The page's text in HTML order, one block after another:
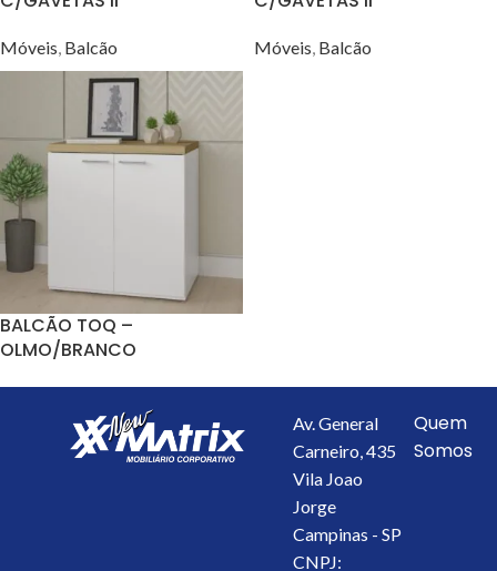
Móveis, Balcão Móveis, Balcão
BALCÃO TOQ –
OLMO/BRANCO
Av. General
Carneiro, 435
Vila Joao
Jorge
Campinas - SP
CNPJ:
Quem
Somos